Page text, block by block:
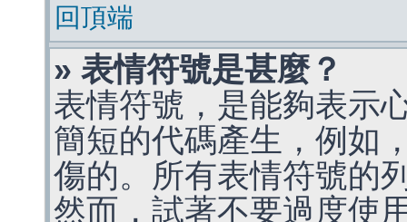
回頂端
» 表情符號是甚麼？
表情符號，是能夠表示
簡短的代碼產生，例如
傷的。所有表情符號的
然而，試著不要過度使